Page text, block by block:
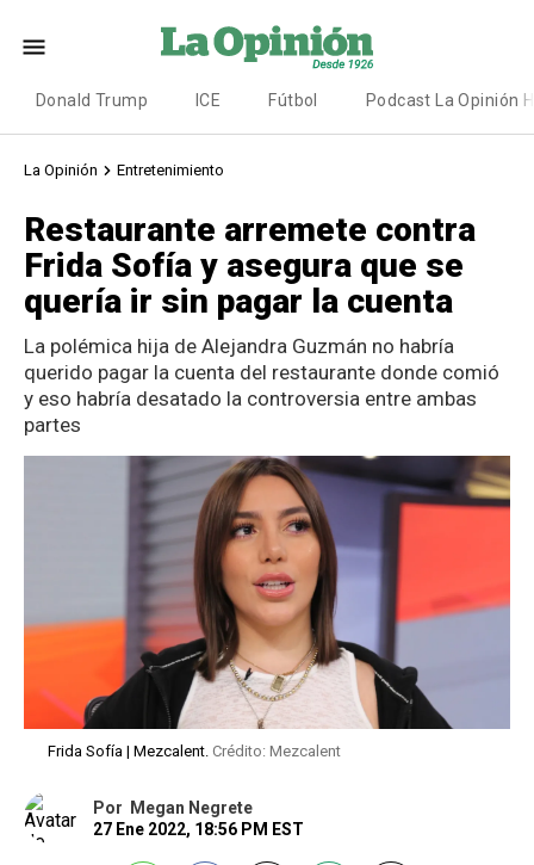
Donald Trump ICE Fútbol Podcast La Opinión
La Opinión Entretenimiento
Restaurante arremete contra
Frida Sofía y asegura que se
quería ir sin pagar la cuenta
La polémica hija de Alejandra Guzmán no habría
querido pagar la cuenta del restaurante donde comió
y eso habría desatado la controversia entre ambas
partes
Frida Sofía | Mezcalent. Crédito: Mezcalent
Por
Megan Negrete
27 Ene 2022, 18:56 PM EST